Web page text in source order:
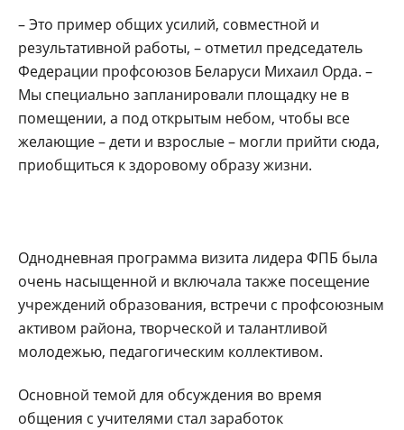
– Это пример общих усилий, совместной и
результативной работы, – отметил председатель
Федерации профсоюзов Беларуси Михаил Орда. –
Мы специально запланировали площадку не в
помещении, а под открытым небом, чтобы все
желающие – дети и взрослые – могли прийти сюда,
приобщиться к здоровому образу жизни.
Однодневная программа визита лидера ФПБ была
очень насыщенной и включала также посещение
учреждений образования, встречи с профсоюзным
активом района, творческой и талантливой
молодежью, педагогическим коллективом.
Основной темой для обсуждения во время
общения с учителями стал заработок